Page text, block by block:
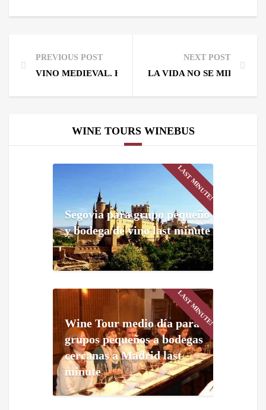
PREVIOUS POST
VINO MEDIEVAL. HACE 5 SIGLOS EN RIBERA DEL
NEXT POST
LA VIDA NO SE MIDE POR
WINE TOURS WINEBUS
LAST MINUTE!
Segovia para grupo pequeño
y bodega de vino last minute
LAST MINUTE!
Wine Tour medio día para
grupos pequeños a bodegas
cercanas a Madrid last
minute